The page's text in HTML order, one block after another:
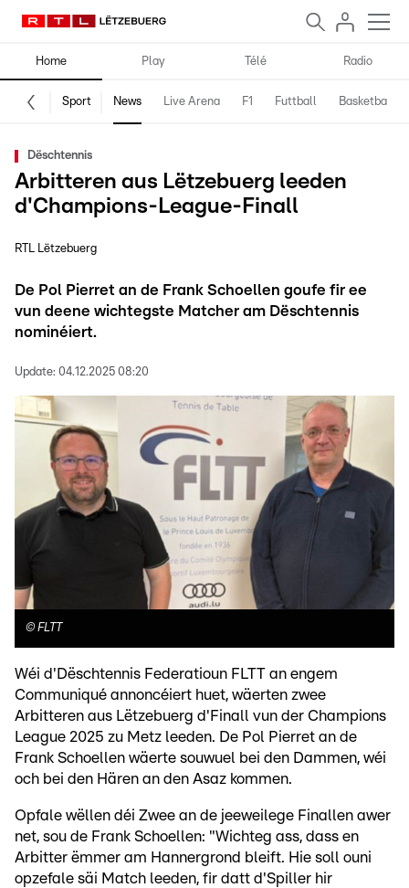
Home Play Télé Radio
Sport News Live Arena F1 Futtball Basketball
Dëschtennis
Arbitteren aus Lëtzebuerg leeden
d'Champions-League-Finall
RTL Lëtzebuerg
De Pol Pierret an de Frank Schoellen goufe fir ee
vun deene wichtegste Matcher am Dëschtennis
nominéiert.
Update: 04.12.2025 08:20
© FLTT
Wéi d'Dëschtennis Federatioun FLTT an engem
Communiqué annoncéiert huet, wäerten zwee
Arbitteren aus Lëtzebuerg d'Finall vun der Champions
League 2025 zu Metz leeden. De Pol Pierret an de
Frank Schoellen wäerte souwuel bei den Dammen, wéi
och bei den Hären an den Asaz kommen.
Opfale wëllen déi Zwee an de jeeweilege Finallen awer
net, sou de Frank Schoellen: "Wichteg ass, dass en
Arbitter ëmmer am Hannergrond bleift. Hie soll ouni
opzefale säi Match leeden, fir datt d'Spiller hir